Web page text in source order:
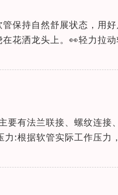
保持自然舒展状态，用
花洒龙头上。👀轻力拉
要有法兰联接、螺纹连接
:根据软管实际工作压力